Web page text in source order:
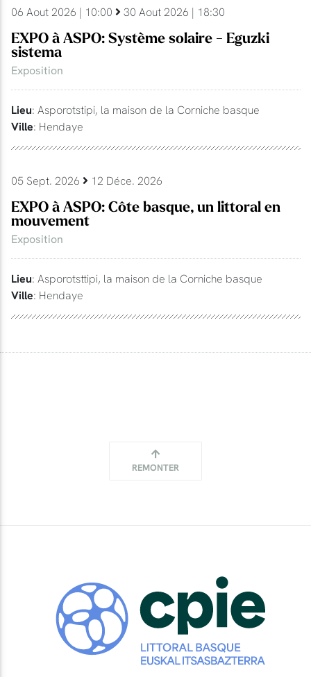
06 Aout 2026 | 10:00 30 Aout 2026 | 18:30
EXPO à ASPO: Système solaire - Eguzki
sistema
Exposition
Lieu: Asporotstipi, la maison de la Corniche basque
Ville: Hendaye
05 Sept. 2026 12 Déce. 2026
EXPO à ASPO: Côte basque, un littoral en
mouvement
Exposition
Lieu: Asporotsttipi, la maison de la Corniche basque
Ville: Hendaye
REMONTER